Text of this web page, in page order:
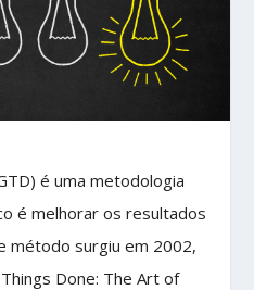
é uma metodologia
é melhorar os resultados
método surgiu em 2002,
Done: The Art of